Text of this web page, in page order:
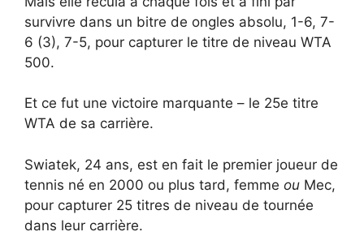
survivre dans un bitre de ongles absolu, 1-6, 7-
6 (3), 7-5, pour capturer le titre de niveau WTA
500.
Et ce fut une victoire marquante – le 25e titre
WTA de sa carrière.
Swiatek, 24 ans, est en fait le premier joueur de
tennis né en 2000 ou plus tard, femme ou Mec,
pour capturer 25 titres de niveau de tournée
dans leur carrière.